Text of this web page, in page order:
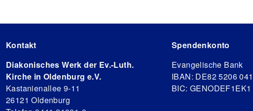
Kontakt
Diakonisches Werk der Ev.-Luth.
Kirche in Oldenburg e.V.
Kastanienallee 9-11
26121 Oldenburg
Spendenkonto
Evangelische Bank
IBAN: DE82 5206
BIC: GENODEF1EK1